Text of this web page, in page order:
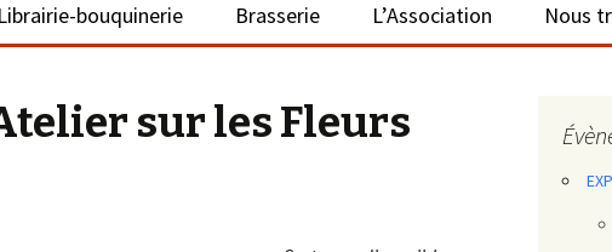
Librairie-bouquinerie
Brasserie
L’Association
Adhérer
Nous
sur les Fleurs